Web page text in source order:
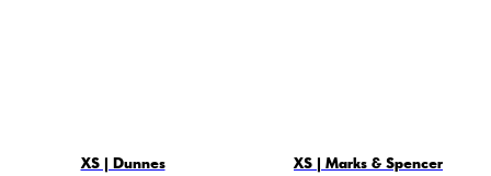
XS | Dunnes XS | Marks & Spencer